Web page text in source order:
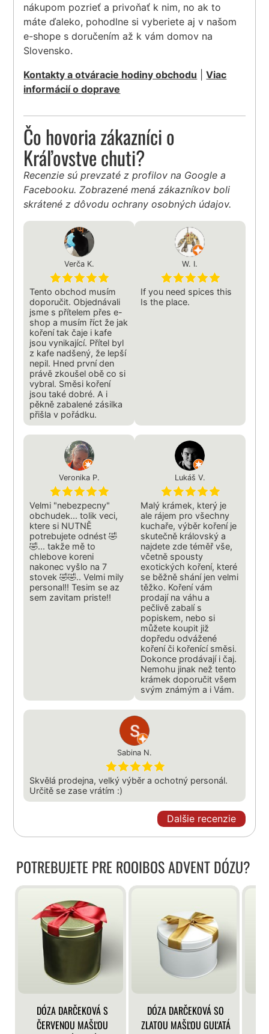
nákupom pozrieť a privoňať k nim, no ak to
máte ďaleko, pohodlne si vyberiete aj v našom
e-shope s doručením až k vám domov na
Slovensko.
Kontakty a otváracie hodiny obchodu |Viac
informácií o doprave
Čo hovoria zákazníci o
Kráľovstve chuti?
Recenzie sú prevzaté z profilov na Google a
Facebooku. Zobrazené mená zákazníkov boli
skrátené z dôvodu ochrany osobných údajov.
Verča K.
Tento obchod musím
doporučit. Objednávali
jsme s přítelem přes e-
shop a musím říct že jak
koření tak čaje i kafe
jsou vynikající. Přítel byl
z kafe nadšený, že lepší
nepil. Hned první den
právě zkoušel obě co si
vybral. Směsi koření
jsou také dobré. A i
pěkně zabalené zásilka
přišla v pořádku.
W. I.
If you need spices this
Is the place.
Veronika P.
Velmi "nebezpecny"
obchudek... tolik veci,
ktere si NUTNĚ
potrebujete odnést 🤣
🤣... takže mě to
chlebove koreni
nakonec vyšlo na 7
stovek 🤣🤣.. Velmi mily
personal!! Tesim se az
sem zavitam priste!!
Lukáš V.
Malý krámek, který je
ale rájem pro všechny
kuchaře, výběr koření je
skutečně královský a
najdete zde téměř vše,
včetně spousty
exotických koření, které
se běžně shání jen velmi
těžko. Koření vám
prodají na váhu a
pečlivě zabalí s
popiskem, nebo si
můžete koupit již
dopředu odvážené
koření či kořenící směsi.
Dokonce prodávají i čaj.
Nemohu jinak než tento
krámek doporučit všem
svým známým a i Vám.
Sabina N.
Skvělá prodejna, velký výběr a ochotný personál.
Určitě se zase vrátím :)
Dalšie recenzie
POTREBUJETE PRE ROOIBOS ADVENT DÓZU?
DÓZA DARČEKOVÁ S
ČERVENOU MAŠĽOU
DÓZA DARČEKOVÁ SO
ZLATOU MAŠĽOU GUĽATÁ